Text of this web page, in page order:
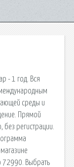
- 1 год. Вся
среды и
Прямой
регистрации.
72990. Выбрать